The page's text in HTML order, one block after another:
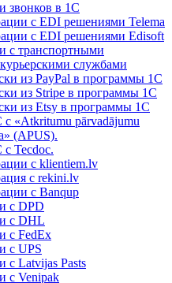
звонков в 1С
с EDI решениями Telema
с EDI решениями Edisoft
с транспортными
службами
из PayPal в программы 1C
из Stripe в программы 1C
из Etsy в программы 1C
«Atkritumu pārvadājumu
(APUS).
Tecdoc.
с klientiem.lv
с rekini.lv
с Banqup
с DPD
с DHL
с FedEx
с UPS
с Latvijas Pasts
с Venipak